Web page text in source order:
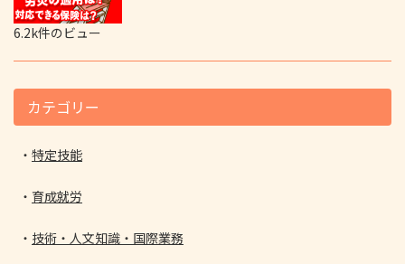
6.2k件のビュー
カテゴリー
特定技能
育成就労
技術・人文知識・国際業務